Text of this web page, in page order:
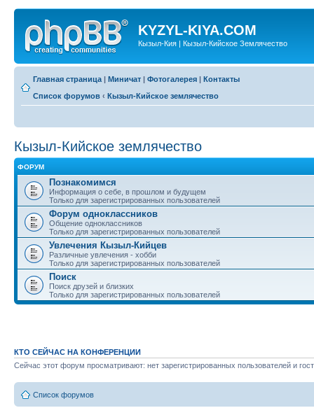
KYZYL-KIYA.COM
Кызыл-Кия | Кызыл-Кийское Землячество
Главная страница | Миничат | Фотогалерея | Контакты
Список форумов ‹ Кызыл-Кийское землячество
Кызыл-Кийское землячество
ФОРУМ
Познакомимся
Информация о себе, в прошлом и будущем
Только для зарегистрированных пользователей
Форум одноклассников
Общение одноклассников
Только для зарегистрированных пользователей
Увлечения Кызыл-Кийцев
Различные увлечения - хобби
Только для зарегистрированных пользователей
Поиск
Поиск друзей и близких
Только для зарегистрированных пользователей
КТО СЕЙЧАС НА КОНФЕРЕНЦИИ
Сейчас этот форум просматривают: нет зарегистрированных пользователей и
Список форумов